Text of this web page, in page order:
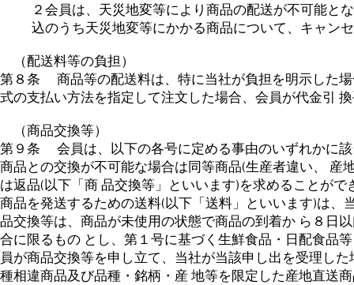
２会員は、天災地変等により商品の配送が不可能と
込のうち天災地変等にかかる商品について、キャン
（配送料等の負担）
第８条 商品等の配送料は、特に当社が負担を明示した
式の支払い方法を指定して注文した場合、会員が代金引
（商品交換等）
第９条 会員は、以下の各号に定める事由のいずれかに
商品との交換が不可能な場合は同等商品(生産者違い、
は返品(以下「商 品交換等」といいます)を求めることが
商品を発送するための送料(以下「送料」といいます)は
品交換等は、商品が未使用の状態で商品の到着か ら８日
合に限るもの とし、第１号に基づく生鮮食品・日配食品
員が商品交換等を申し立て、当社が当該申し出を受理し
種相違商品及び品種・銘柄・産 地等を限定した産地直送